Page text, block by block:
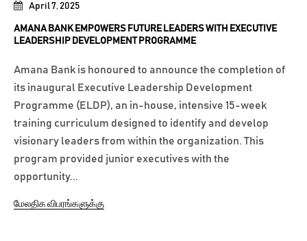
April 7, 2025
AMANA BANK EMPOWERS FUTURE LEADERS WITH EXECUTIVE
LEADERSHIP DEVELOPMENT PROGRAMME
Amana Bank is honoured to announce the completion of
its inaugural Executive Leadership Development
Programme (ELDP), an in-house, intensive 15-week
training curriculum designed to identify and develop
visionary leaders from within the organization. This
program provided junior executives with the
opportunity...
மேலதிக விபரங்களுக்கு